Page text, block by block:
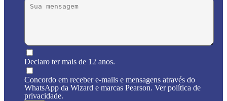
Declaro ter mais de 12 anos.
Concordo em receber e-mails e mensagens através do
WhatsApp da Wizard e marcas Pearson. Ver política de
privacidade.